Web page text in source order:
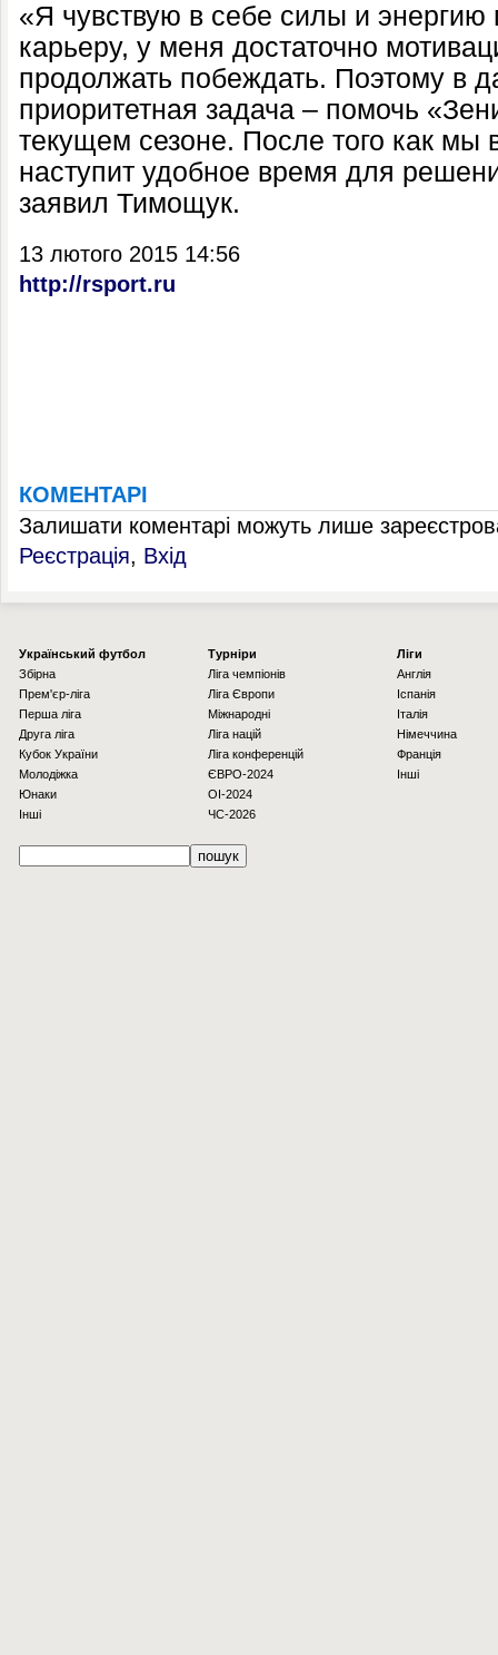
«Я чувствую в себе силы и энергию
карьеру, у меня достаточно
продолжать побеждать. Поэтому в
приоритетная задача – помочь
текущем сезоне. После того как мы
наступит удобное время для
заявил Тимощук.
13 лютого 2015 14:56
http://rsport.ru
КОМЕНТАРІ
Залишати коментарі можуть лише
Реєстрація, Вхід
Українcький футбол
Збірна
Прем'єр-ліга
Перша ліга
Друга ліга
Кубок України
Молодіжка
Юнаки
Інші
Турніри
Ліга чемпіонів
Ліга Європи
Міжнародні
Ліга націй
Ліга конференцій
ЄВРО-2024
OI-2024
ЧС-2026
Ліги
Англія
Іспанія
Італія
Німеччина
Франція
Інші